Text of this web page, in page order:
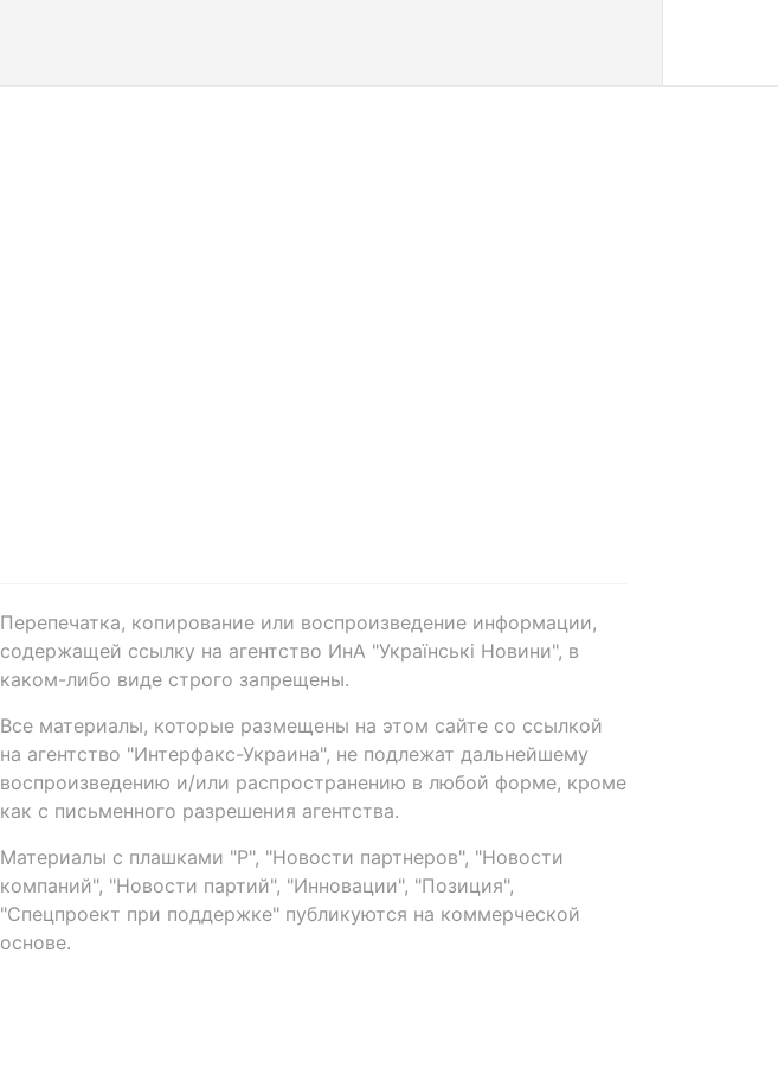
Перепечатка, копирование или воспроизведение информации,
содержащей ссылку на агентство ИнА "Українські Новини", в
каком-либо виде строго запрещены.
Все материалы, которые размещены на этом сайте со ссылкой
на агентство "Интерфакс-Украина", не подлежат дальнейшему
воспроизведению и/или распространению в любой форме, кроме
как с письменного разрешения агентства.
Материалы с плашками "Р", "Новости партнеров", "Новости
компаний", "Новости партий", "Инновации", "Позиция",
"Спецпроект при поддержке" публикуются на коммерческой
основе.